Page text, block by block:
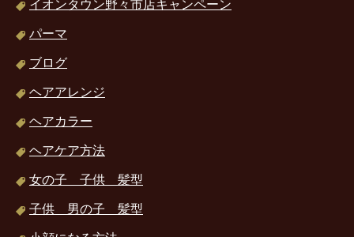
イオンタウン野々市店キャンペーン
パーマ
ブログ
ヘアアレンジ
ヘアカラー
ヘアケア方法
女の子 子供 髪型
子供 男の子 髪型